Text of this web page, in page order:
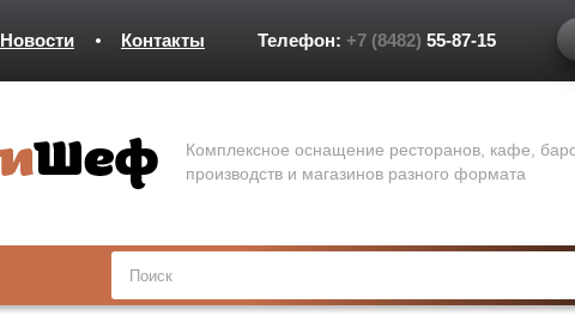
Новости Контакты Телефон: +7 (8482) 55-87-15
Комплексное оснащение ресторанов, кафе,
производств и магазинов разного формата